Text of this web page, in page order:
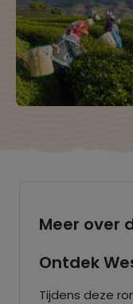
Meer over
Ontdek
Tijdens deze